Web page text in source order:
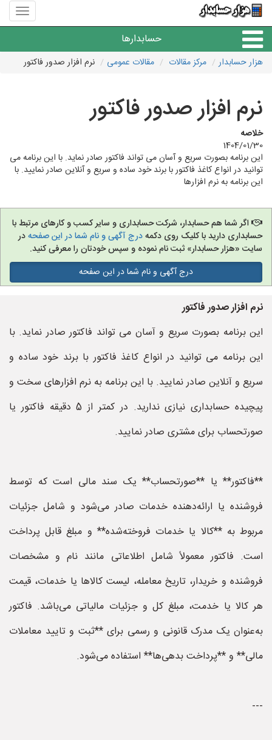
منوی
سایت
حسابدارها
حسابداری
هزار حسابدار مرکز مقالات مقالات عمومی نرم افزار صدور فاکتور
نرم افزار صدور فاکتور
خلاصه
1404/01/30
این برنامه بصورت سریع و آسان می تواند فاکتور صادر نماید. با این برنامه می
توانید در انواع کاغذ فاکتور با برند خود ساده و سریع و آنلاین صادر نمایید. با
این برنامه به نرم افزارها
اگر شما هم حسابدار، شرکت حسابداری و سایر کسب و کارهای مرتبط با
حسابداری دارید با کلیک روی دکمهدرج آگهی و نام شما در این صفحهدر
سایت «هزار حسابدار» ثبت نام نموده و سپس خودتان را معرفی کنید.
درج آگهی و نام شما در این صفحه
نرم افزار صدور فاکتور
این برنامه بصورت سریع و آسان می تواند فاکتور صادر نماید. با
این برنامه می توانید در انواع کاغذ فاکتور با برند خود ساده و
سریع و آنلاین صادر نمایید. با این برنامه به نرم افزارهای سخت و
پیچیده حسابداری نیازی ندارید. در کمتر از 5 دقیقه فاکتور یا
صورتحساب برای مشتری صادر نمایید.
**فاکتور** یا **صورتحساب** یک سند مالی است که توسط
فروشنده یا ارائه‌دهنده خدمات صادر می‌شود و شامل جزئیات
مربوط به **کالا یا خدمات فروخته‌شده** و مبلغ قابل پرداخت
است. فاکتور معمولاً شامل اطلاعاتی مانند نام و مشخصات
فروشنده و خریدار، تاریخ معامله، لیست کالاها یا خدمات، قیمت
هر کالا یا خدمت، مبلغ کل و جزئیات مالیاتی می‌باشد. فاکتور
به‌عنوان یک مدرک قانونی و رسمی برای **ثبت و تایید معاملات
مالی** و **پرداخت بدهی‌ها** استفاده می‌شود.
---